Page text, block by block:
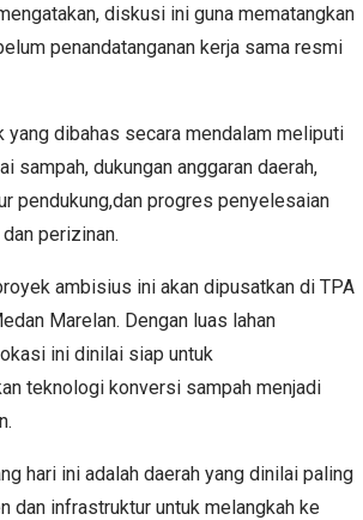
diskusi ini guna mematangkan
penandatanganan kerja sama resmi
yang dibahas secara mendalam meliputi
sampah, dukungan anggaran daerah,
pendukung,dan progres penyelesaian
perizinan.
ambisius ini akan dipusatkan di TPA
Marelan. Dengan luas lahan
ini dinilai siap untuk
teknologi konversi sampah menjadi
hari ini adalah daerah yang dinilai paling
dan infrastruktur untuk melangkah ke